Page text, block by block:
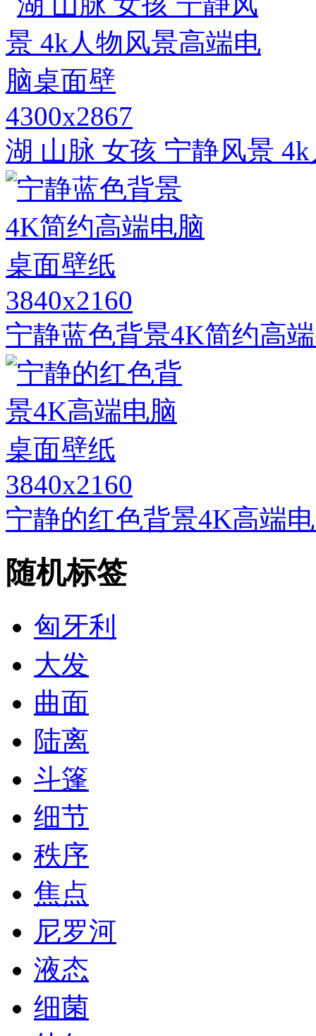
4300x2867
湖 山脉 女孩 宁静风景
3840x2160
宁静蓝色背景4K简约高
3840x2160
宁静的红色背景4K高端
随机标签
匈牙利
大发
曲面
陆离
斗篷
细节
秩序
焦点
尼罗河
液态
细菌